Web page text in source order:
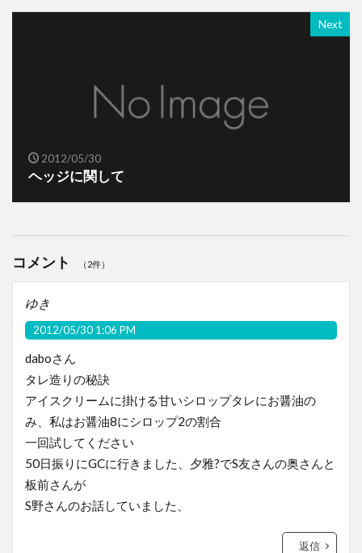
Next
2012/05/30
ヘッジに関して
コメント （2件）
ゆき
2012/05/30 1:06 PM
daboさん
タレ造りの秘訣
アイスクリームに掛ける甘いシロップタレにお醤油の
み、私はお醤油8にシロップ2の割合
一回試してください
50日振りにGCに行きました、夕雅?でS友さんの奥さんと
板前さんが
S野さんのお話していました、
返信